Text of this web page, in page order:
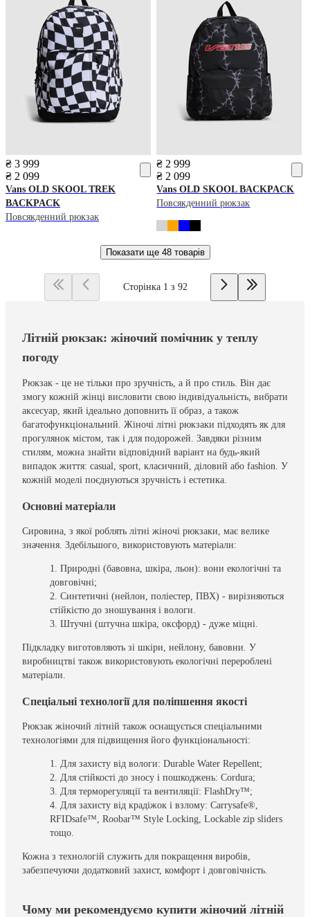
₴ 3 999
₴ 2 099
Vans OLD SKOOL TREK
BACKPACK
Повсякденний рюкзак
₴ 2 999
₴ 2 099
Vans OLD SKOOL BACKPACK
Повсякденний рюкзак
Показати ще 48 товарів
Сторінка 1 з 92
Літній рюкзак: жіночий помічник у теплу
погоду
Рюкзак - це не тільки про зручність, а й про стиль. Він дає
змогу кожній жінці висловити свою індивідуальність, вибрати
аксесуар, який ідеально доповнить її образ, а також
багатофункціональний. Жіночі літні рюкзаки підходять як для
прогулянок містом, так і для подорожей. Завдяки різним
стилям, можна знайти відповідний варіант на будь-який
випадок життя: casual, sport, класичний, діловий або fashion. У
кожній моделі поєднуються зручність і естетика.
Основні матеріали
Сировина, з якої роблять літні жіночі рюкзаки, має велике
значення. Здебільшого, використовують матеріали:
Природні (бавовна, шкіра, льон): вони екологічні та
довговічні;
Синтетичні (нейлон, поліестер, ПВХ) - вирізняються
стійкістю до зношування і вологи.
Штучні (штучна шкіра, оксфорд) - дуже міцні.
Підкладку виготовляють зі шкіри, нейлону, бавовни. У
виробництві також використовують екологічні перероблені
матеріали.
Спеціальні технології для поліпшення якості
Рюкзак жіночий літній також оснащується спеціальними
технологіями для підвищення його функціональності:
Для захисту від вологи: Durable Water Repellent;
Для стійкості до зносу і пошкоджень: Cordura;
Для терморегуляції та вентиляції: FlashDry™;
Для захисту від крадіжок і взлому: Carrysafe®,
RFIDsafe™, Roobar™ Style Locking, Lockable zip sliders
тощо.
Кожна з технологій служить для покращення виробів,
забезпечуючи додатковий захист, комфорт і довговічність.
Чому ми рекомендуємо купити жіночий літній